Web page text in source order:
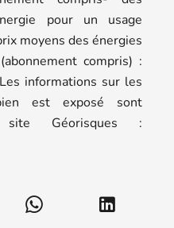
pour un usage
moyens des énergies
compris) :
informations sur les
est exposé sont
Géorisques :